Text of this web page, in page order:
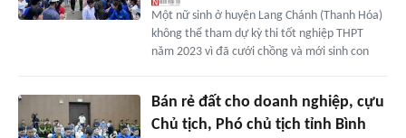
Một nữ sinh ở huyện Lang Chánh (Thanh Hóa)
không thể tham dự kỳ thi tốt nghiệp THPT
năm 2023 vì đã cưới chồng và mới sinh con
Bán rẻ đất cho doanh nghiệp, cựu
Chủ tịch, Phó chủ tịch tỉnh Bình